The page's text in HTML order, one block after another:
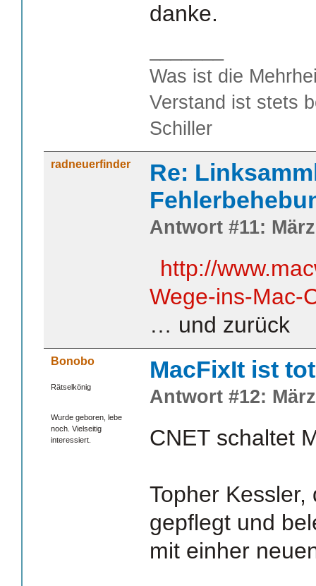
danke.
Was ist die
Verstand ist stets
Schiller
radneuerfinder
Re:
Antwort #11:
http://
Wege-ins-Mac-
… und zurück
Bonobo
Rätselkönig
Wurde geboren, lebe
noch. Vielseitig
interessiert.
MacFixIt ist
Antwort #12:
CNET schaltet
Topher
gepflegt und
mit einher